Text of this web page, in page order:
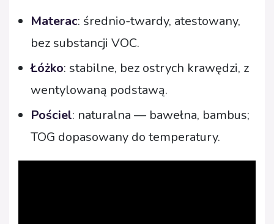
Materac: średnio-twardy, atestowany,
bez substancji VOC.
Łóżko: stabilne, bez ostrych krawędzi, z
wentylowaną podstawą.
Pościel: naturalna — bawełna, bambus;
TOG dopasowany do temperatury.